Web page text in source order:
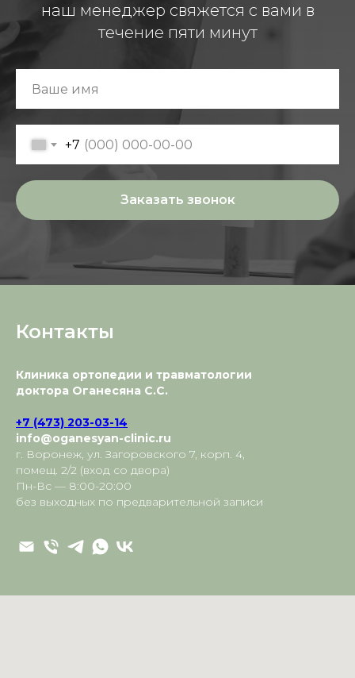
наш менеджер свяжется с вами в
течение пяти минут
+7
Заказать звонок
Контакты
Клиника ортопедии и травматологии
доктора Оганесяна С.С.
+7 (473) 203-03-14
info@oganesyan-clinic.ru
г. Воронеж, ул. Загоровского 7, корп. 4,
помещ. 2/2 (вход со двора)
Пн-Вс — 8:00-20:00
без выходных по предварительной записи